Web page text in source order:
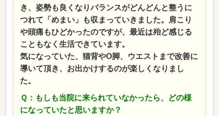
き、姿勢も良くなりバランスがどんどんと整うに
つれて「めまい」も収まっていきました。肩こり
や頭痛もひどかったのですが、最近は殆ど感じる
こともなく生活できています。
気になっていた、猫背やO脚、ウエストまで改善に
導いて頂き、お出かけするのが楽しくなりまし
た。
Ｑ：もしも当院に来られていなかったら、どの様
になっていたと思いますか？